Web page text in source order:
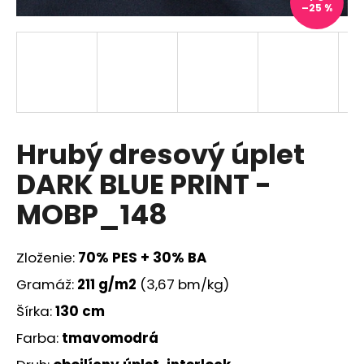
Hrubý dresový úplet
DARK BLUE PRINT -
MOBP_148
Zloženie: 70% PES + 30% BA
Gramáž: 211 g/m2 (3,67 bm/kg)
Šírka:130 cm
Farba: tmavomodrá
–25 %
á
j
?
HĽADAŤ
O
d
p
o
r
ú